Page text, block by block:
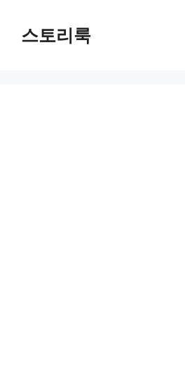
content스토리룩